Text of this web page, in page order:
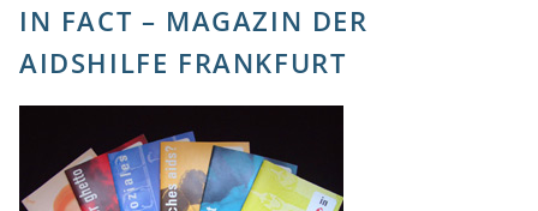
IN FACT – MAGAZIN DER
AIDSHILFE FRANKFURT